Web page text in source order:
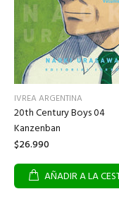
IVREA ARGENTINA
20th Century Boys 04
Kanzenban
$26.990
AÑADIR A LA